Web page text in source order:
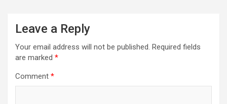
Leave a Reply
Your email address will not be published. Required fields
are marked *
Comment *